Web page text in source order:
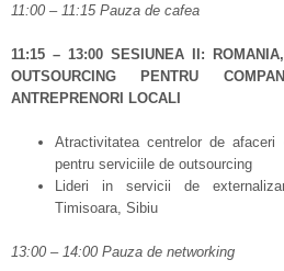
11:00 – 11:15 Pauza de cafea
11:15 – 13:00 SESIUNEA II:
OUTSOURCING PENTRU
ANTREPRENORI LOCALI
Atractivitatea centrelor de
pentru serviciile de outsourcing
Lideri in servicii de
Timisoara, Sibiu
13:00 – 14:00 Pauza de networking